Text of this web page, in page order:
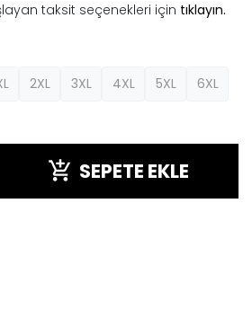
taksit seçenekleri için tıklayın.
2XL 3XL 4XL 5XL 6XL
SEPETE EKLE